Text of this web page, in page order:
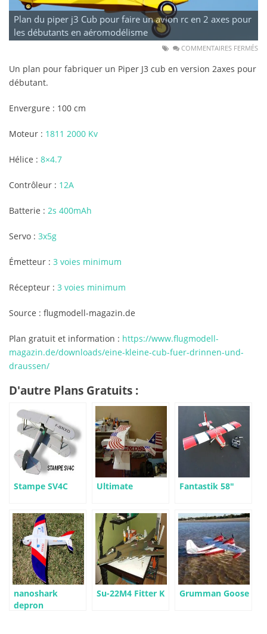
Plan du piper j3 Cub pour faire un avion rc en 2 axes pour
les débutants en aéromodélisme
COMMENTAIRES FERMÉS
Un plan pour fabriquer un Piper J3 cub en version 2axes pour
débutant.
Envergure : 100 cm
Moteur : 1811 2000 Kv
Hélice : 8×4.7
Contrôleur : 12A
Batterie : 2s 400mAh
Servo : 3x5g
Émetteur : 3 voies minimum
Récepteur : 3 voies minimum
Source : flugmodell-magazin.de
Plan gratuit et information : https://www.flugmodell-
magazin.de/downloads/eine-kleine-cub-fuer-drinnen-und-
draussen/
D'autre Plans Gratuits :
Stampe SV4C Ultimate Fantastik 58″
nanoshark
depron
Su-22M4 Fitter K Grumman Goose